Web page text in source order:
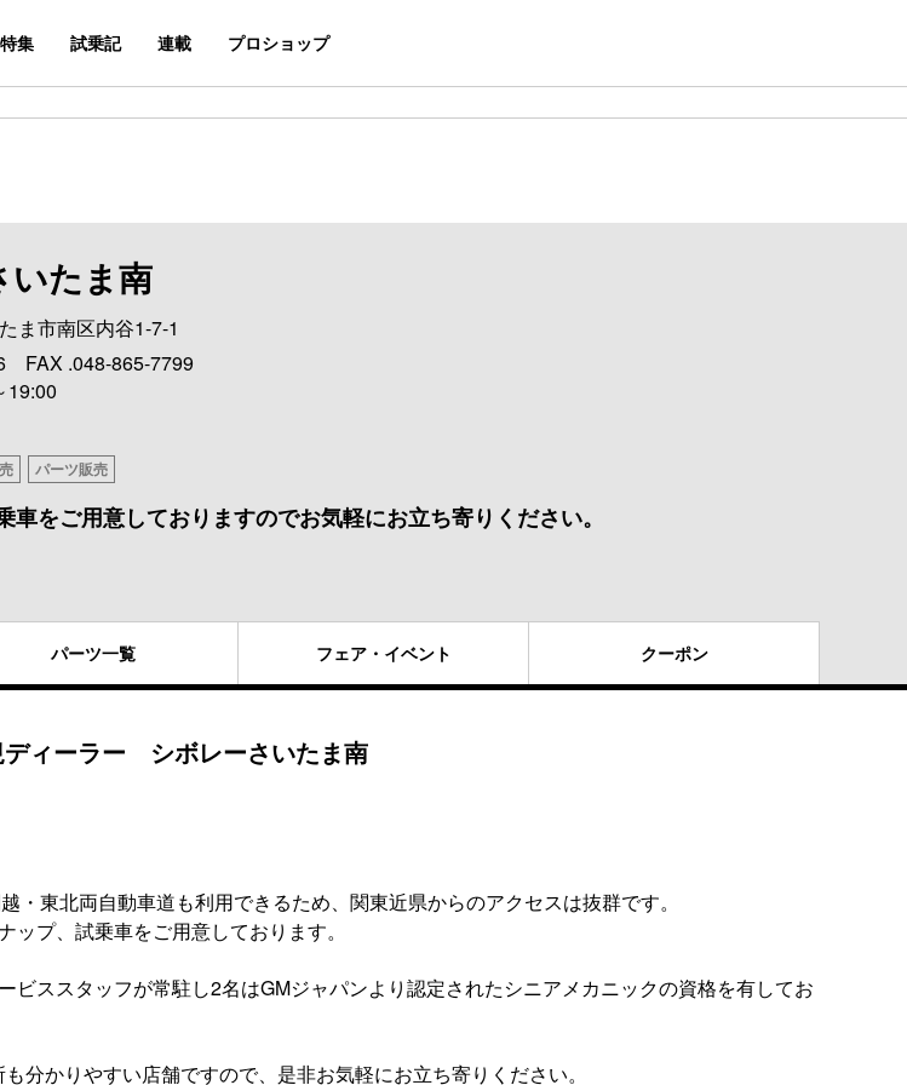
特集 試乗記 連載 プロショップ
いたま南
ま市南区内谷1-7-1
FAX .048-865-7799
19:00
パーツ販売
車をご用意しておりますのでお気軽にお立ち寄りください。
パーツ一覧 フェア・ イベント クーポン
ィーラー シボレーさいたま南
東北両自動車道も利用できるため、関東近県からのアクセスは抜群です。
プ、試乗車をご用意しております。
ススタッフが常駐し2名はGMジャパンより認定されたシニアメカニックの資格を有してお
分かりやすい店舗ですので、是非お気軽にお立ち寄りください。